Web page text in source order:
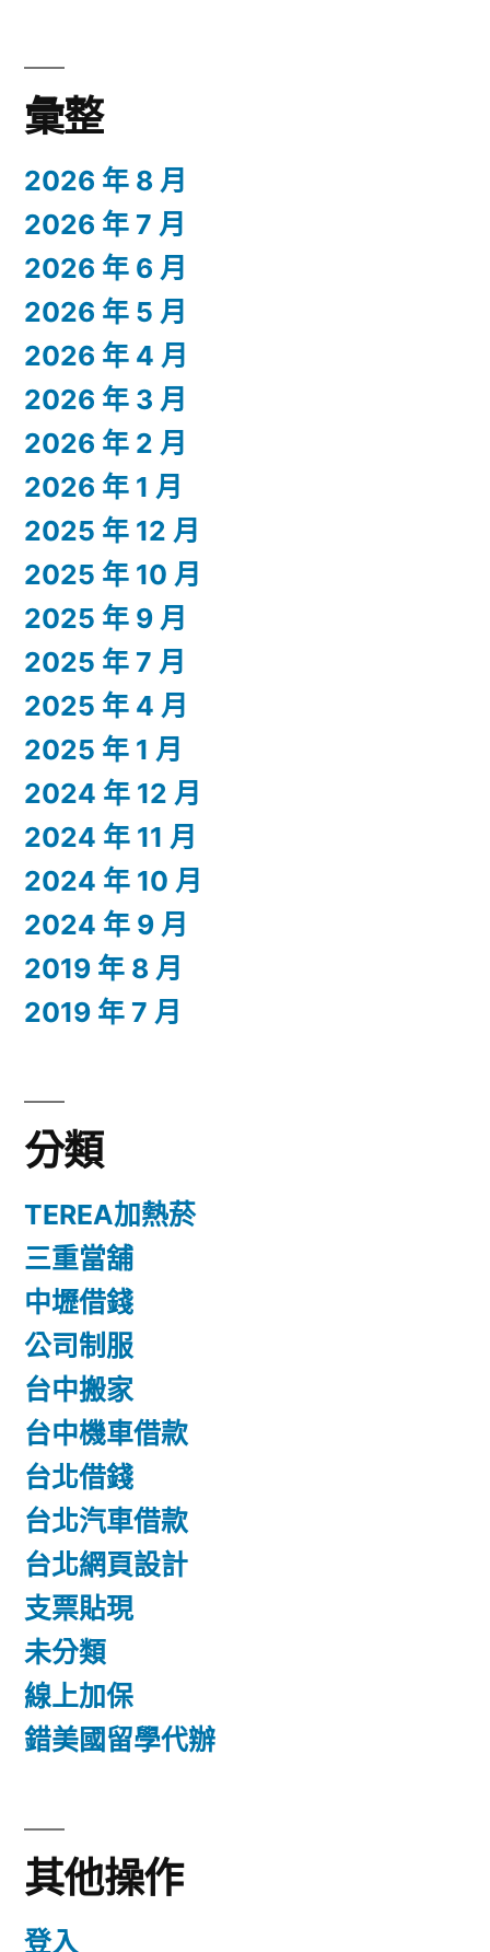
彙整
2026 年 8 月
2026 年 7 月
2026 年 6 月
2026 年 5 月
2026 年 4 月
2026 年 3 月
2026 年 2 月
2026 年 1 月
2025 年 12 月
2025 年 10 月
2025 年 9 月
2025 年 7 月
2025 年 4 月
2025 年 1 月
2024 年 12 月
2024 年 11 月
2024 年 10 月
2024 年 9 月
2019 年 8 月
2019 年 7 月
分類
TEREA加熱菸
三重當舖
中壢借錢
公司制服
台中搬家
台中機車借款
台北借錢
台北汽車借款
台北網頁設計
支票貼現
未分類
線上加保
錯美國留學代辦
其他操作
登入